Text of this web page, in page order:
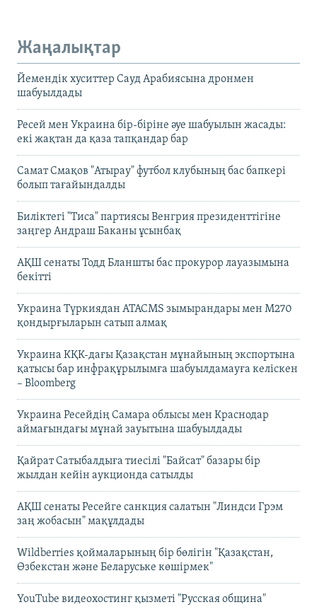
Жаңалықтар
Йемендік хуситтер Сауд Арабиясына дронмен
шабуылдады
Ресей мен Украина бір-біріне әуе шабуылын жасады:
екі жақтан да қаза тапқандар бар
Самат Смақов "Атырау" футбол клубының бас бапкері
болып тағайындалды
Биліктегі "Тиса" партиясы Венгрия президенттігіне
заңгер Андраш Баканы ұсынбақ
АҚШ сенаты Тодд Бланшты бас прокурор лауазымына
бекітті
Украина Түркиядан ATACMS зымырандары мен M270
қондырғыларын сатып алмақ
Украина КҚК-дағы Қазақстан мұнайының экспортына
қатысы бар инфрақұрылымға шабуылдамауға келіскен
– Bloomberg
Украина Ресейдің Самара облысы мен Краснодар
аймағындағы мұнай зауытына шабуылдады
Қайрат Сатыбалдыға тиесілі "Байсат" базары бір
жылдан кейін аукционда сатылды
АҚШ сенаты Ресейге санкция салатын "Линдси Грэм
заң жобасын" мақұлдады
Wildberries қоймаларының бір бөлігін "Қазақстан,
Өзбекстан және Беларуське көшірмек"
YouTube видеохостинг қызметі "Русская община"